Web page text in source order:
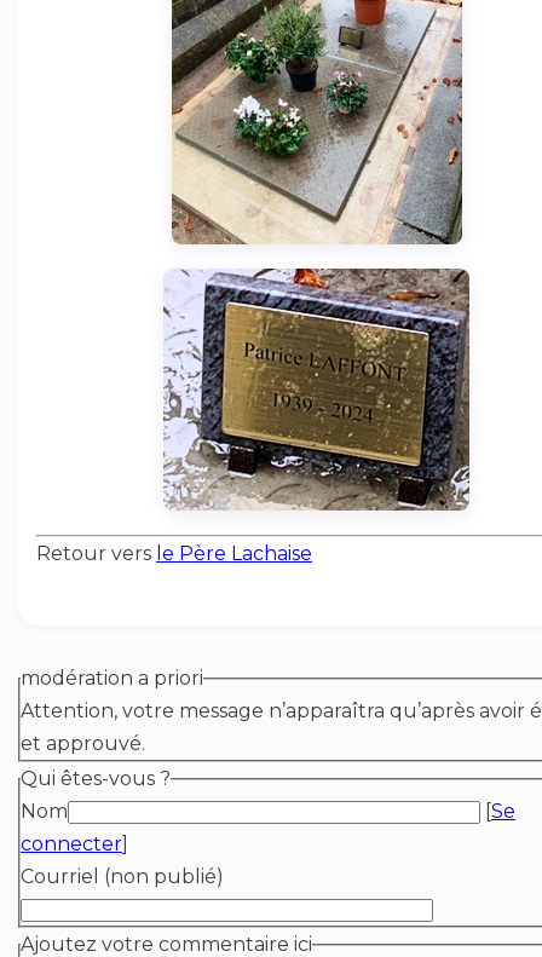
Retour vers le Père Lachaise
modération a priori
Attention, votre message n’apparaîtra qu’après avoir
et approuvé.
Qui êtes-vous ?
Nom
[Se
connecter]
Courriel (non publié)
Ajoutez votre commentaire ici